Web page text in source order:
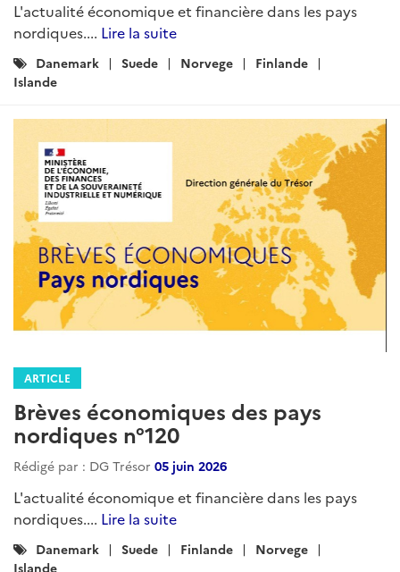
L'actualité économique et financière dans les pays
nordiques.... Lire la suite
Catégories
:
Danemark Suede Norvege
Finlande
Islande
ARTICLE
Brèves économiques des pays
nordiques n°120
Rédigé par : DG Trésor 05 juin 2026
L'actualité économique et financière dans les pays
nordiques.... Lire la suite
Catégories
:
Danemark Suede Finlande
Norvege
Islande